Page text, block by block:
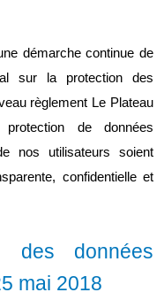
démarche continue de
sur la protection des
règlement Le Plateau
de données
nos utilisateurs soient
confidentielle et
des données
mai 2018